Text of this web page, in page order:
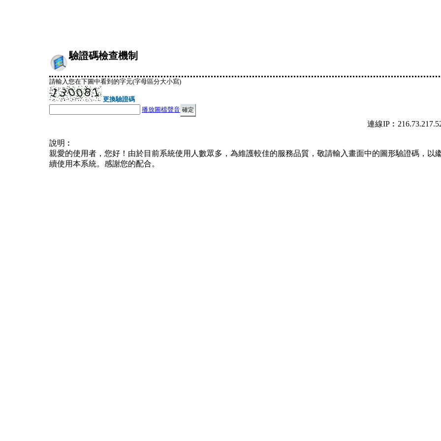
驗證碼檢查機制
請輸入您在下圖中看到的字元(字母區分大小寫)
更換驗證碼
播放圖檔聲音
連線
說明︰
親愛的使用者，您好！由於目前系統使用人數眾多，為維護較佳的服務品質，敬請輸入畫面中的圖形驗證碼，以
續使用本系統。感謝您的配合。